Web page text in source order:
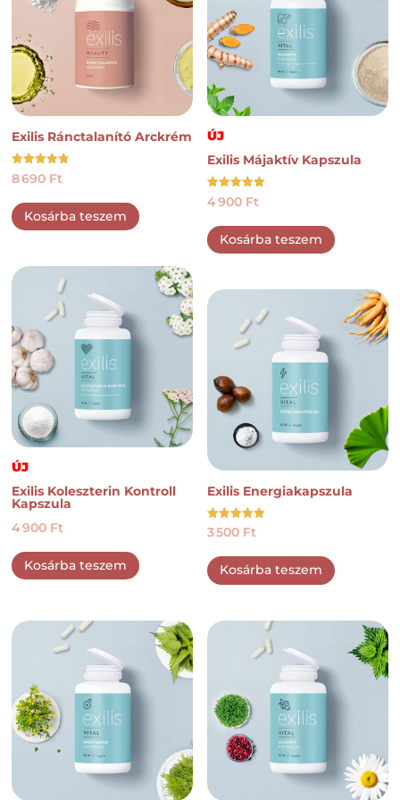
Exilis Ránctalanító Arckrém
Értékelés:
4.73
8 690 Ft
Kosárba teszem
ÚJ
Exilis Májaktív Kapszula
Értékelés:
5.00
4 900 Ft
Kosárba teszem
ÚJ
Exilis Koleszterin Kontroll
Kapszula
4 900 Ft
Kosárba teszem
Exilis Energiakapszula
Értékelés:
5.00
3 500 Ft
Kosárba teszem